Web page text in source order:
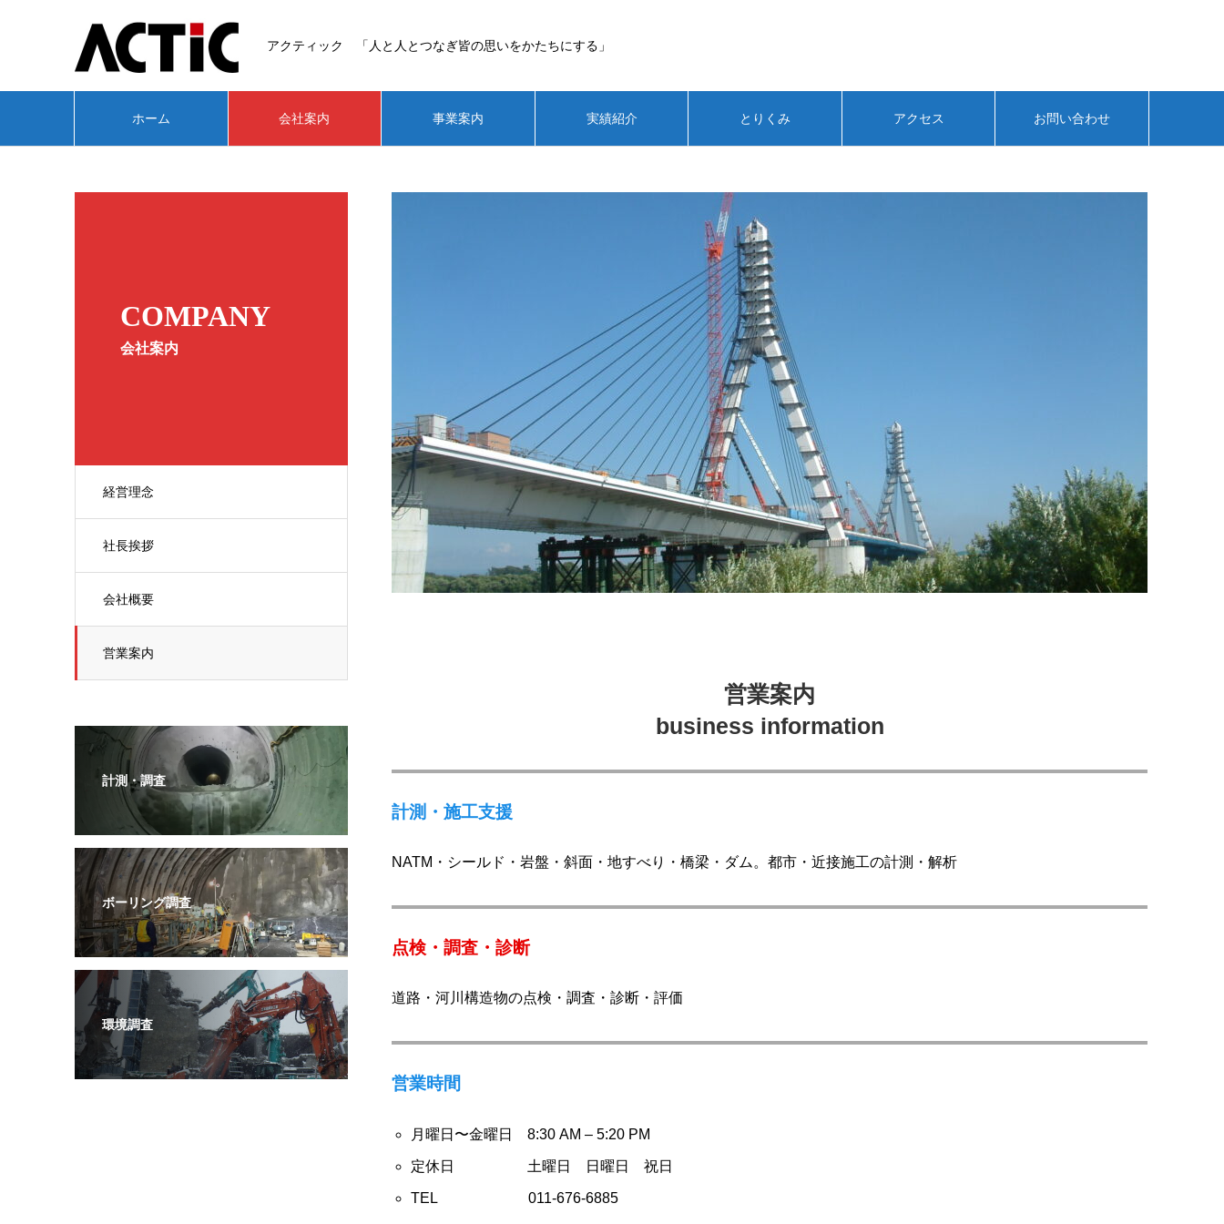
アクティック 「人と人とつなぎ皆の思いをかたちにする」
ホーム 会社案内 事業案内 実績紹介 とりくみ アクセス お問い合わせ
COMPANY
会社案内
経営理念
社長挨拶
会社概要
営業案内
営業案内
business information
計測・施工支援
NATM・シールド・岩盤・斜面・地すべり・橋梁・ダム。都市・近接施工の計測・解析
点検・調査・診断
道路・河川構造物の点検・調査・診断・評価
営業時間
月曜日〜金曜日 8:30 AM – 5:20 PM
定休日 土曜日 日曜日 祝日
TEL 011-676-6885
計測・調査
ボーリング調査
環境調査